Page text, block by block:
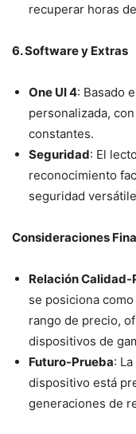
recuperar horas
6. Software y Extras
One UI 4: Basado
personalizada,
constantes.
Seguridad: El
reconocimiento
seguridad
Consideraciones
Relación Calidad-
se posiciona
rango de precio,
dispositivos de
Futuro-Prueba:
dispositivo está
generaciones de